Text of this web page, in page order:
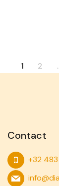
1 2
Contact
+32 483